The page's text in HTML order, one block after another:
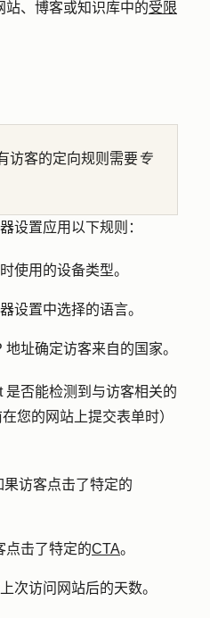
站、博客或知识库中的受限
访客的定向规则需要专
设置应用以下规则：
使用的设备类型。
设置中选择的语言。
址确定访客来自的国家。
是否能检测到与访客相关的
您的网站上提交表单时）
果访客点击了特定的
点击了特定的CTA。
次访问网站后的天数。